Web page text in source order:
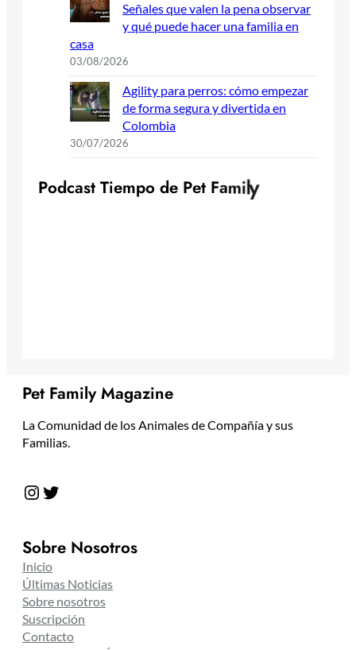
Señales que valen la pena observar
y qué puede hacer una familia en
casa
03/08/2026
Agility para perros: cómo empezar
de forma segura y divertida en
Colombia
30/07/2026
Podcast Tiempo de Pet Family
Pet Family Magazine
La Comunidad de los Animales de Compañía y sus
Familias.
Instagram Twitter
Sobre Nosotros
Inicio
Últimas Noticias
Sobre nosotros
Suscripción
Contacto